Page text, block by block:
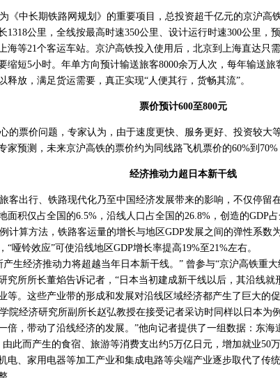
《中长期铁路网规划》的重要项目，总投资超千亿元的京沪高
1318公里，全线按最高时速350公里、设计运行时速300公里，
海等21个客运车站。京沪高铁投入使用后，北京到上海直达只
缩短5小时。年单方向预计输送旅客8000余万人次，每年输送
释放，满足货运需要，真正实现“人便其行，货畅其流”。
票价预计600至800元
的票价问题，专家认为，由于速度更快、服务更好、投资较大
家预测，未来京沪高铁的票价约为同线路飞机票价的60%到70%
经济推动力超日本新干线
客出行、铁路现代化乃至中国经济发展带来的影响，不仅停留
面积仅占全国的6.5%，沿线人口占全国的26.8%，创造的GDP占
计算方法，铁路客运量的增长与地区GDP发展之间的弹性系数
“哑铃效应”可使沿线地区GDP增长率提高19%至21%左右。
生经济推动力将超越当年日本新干线。” 曾参与“京沪高铁重
究所所长董焰告诉记者，“日本当初建成新干线以后，其沿线
等。这些产业带的形成和发展对沿线区域经济都产生了巨大的
院经济研究所副所长赵弘教授在接受记者采访时同样以日本为
倍，带动了沿线经济的发展。”他向记者提供了一组数据：东
此而产生的食宿、旅游等消费支出约5万亿日元，增加就业50
电、家用电器等加工产业和集成电路等尖端产业逐步取代了传